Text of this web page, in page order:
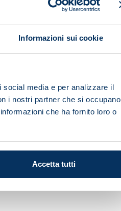
Informazioni sui cookie
social media e per analizzare il
i nostri partner che si occupano
che ha fornito loro o
Accetta tutti